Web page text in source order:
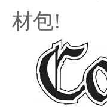
材包!